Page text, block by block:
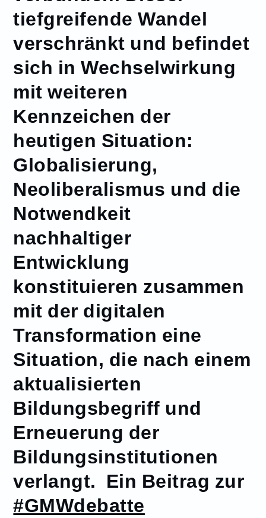
tiefgreifende Wandel
verschränkt und befindet
sich in Wechselwirkung
mit weiteren
Kennzeichen der
heutigen Situation:
Globalisierung,
Neoliberalismus und die
Notwendkeit
nachhaltiger
Entwicklung
konstituieren zusammen
mit der digitalen
Transformation eine
Situation, die nach einem
aktualisierten
Bildungsbegriff und
Erneuerung der
Bildungsinstitutionen
verlangt. Ein Beitrag zur
#GMWdebatte